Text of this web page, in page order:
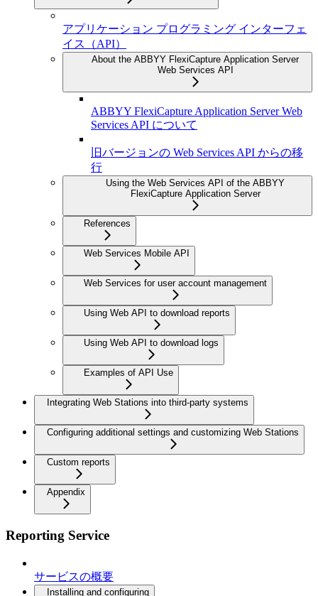
アプリケーション プログラミング インターフェ
イス（API）
About the ABBYY FlexiCapture Application Server
Web Services API
ABBYY FlexiCapture Application Server Web
Services API について
旧バージョンの Web Services API からの移
行
Using the Web Services API of the ABBYY
FlexiCapture Application Server
References
Web Services Mobile API
Web Services for user account management
Using Web API to download reports
Using Web API to download logs
Examples of API Use
Integrating Web Stations into third-party systems
Configuring additional settings and customizing Web Stations
Custom reports
Appendix
Reporting Service
サービスの概要
Installing and configuring